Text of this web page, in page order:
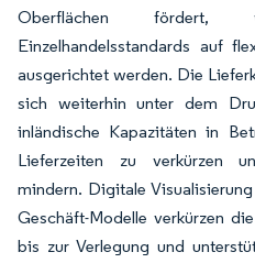
Oberflächen
Einzelhandelsstandards auf
ausgerichtet werden. Die
sich weiterhin unter dem
inländische Kapazitäten in
Lieferzeiten zu verkürzen
mindern. Digitale
Geschäft-Modelle verkürzen
bis zur Verlegung und